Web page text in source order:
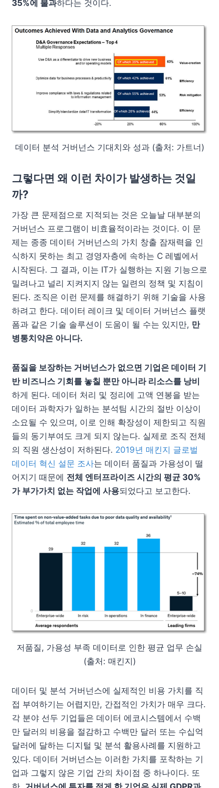
35%에 불과하다는 것이다.
데이터 분석 거버넌스 기대치와 성과 (출처: 가트너)
그렇다면 왜 이런 차이가 발생하는 것일
까?
가장 큰 문제점으로 지적되는 것은 오늘날 대부분의
거버넌스 프로그램이 비효율적이라는 것이다. 이 문
제는 종종 데이터 거버넌스의 가치 창출 잠재력을 인
식하지 못하는 최고 경영자층에 속하는 C 레벨에서
시작된다. 그 결과, 이는 IT가 실행하는 지원 기능으로
밀려나고 널리 지켜지지 않는 일련의 정책 및 지침이
된다. 조직은 이런 문제를 해결하기 위해 기술을 사용
하려고 한다. 데이터 레이크 및 데이터 거버넌스 플랫
폼과 같은 기술 솔루션이 도움이 될 수는 있지만, 만
병통치약은 아니다.
품질을 보장하는 거버넌스가 없으면 기업은 데이터 기
반 비즈니스 기회를 놓칠 뿐만 아니라 리소스를 낭비
하게 된다. 데이터 처리 및 정리에 고액 연봉을 받는
데이터 과학자가 일하는 분석팀 시간의 절반 이상이
소요될 수 있으며, 이로 인해 확장성이 제한되고 직원
들의 동기부여도 크게 되지 않는다. 실제로 조직 전체
의 직원 생산성이 저하된다. 2019년 매킨지 글로벌
데이터 혁신 설문 조사는 데이터 품질과 가용성이 떨
어지기 때문에 전체 엔터프라이즈 시간의 평균 30%
가 부가가치 없는 작업에 사용되었다고 보고한다.
저품질, 가용성 부족 데이터로 인한 평균 업무 손실
(출처: 매킨지)
데이터 및 분석 거버넌스에 실제적인 비용 가치를 직
접 부여하기는 어렵지만, 간접적인 가치가 매우 크다.
각 분야 선두 기업들은 데이터 에코시스템에서 수백
만 달러의 비용을 절감하고 수백만 달러 또는 수십억
달러에 달하는 디지털 및 분석 활용사례를 지원하고
있다. 데이터 거버넌스는 이러한 가치를 포착하는 기
업과 그렇지 않은 기업 간의 차이점 중 하나이다. 또